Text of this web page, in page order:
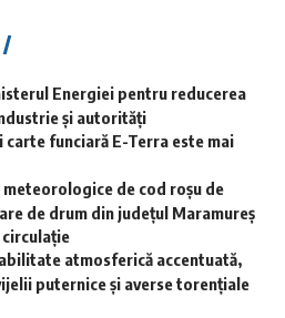
Energiei pentru reducerea
și autorități
carte funciară E-Terra este mai
de cod roșu de
de drum din județul Maramureș
atmosferică accentuată,
puternice și averse torențiale